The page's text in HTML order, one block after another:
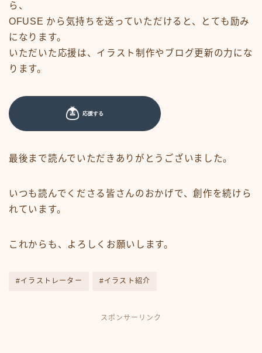
ら、
OFUSE から気持ちを送っていただけると、とても励み
になります。
いただいた応援は、イラスト制作やブログ更新の力にな
ります。
最後まで読んでいただきありがとうございました。
いつも読んでくださる皆さんのおかげで、創作を続けら
れています。
これからも、よろしくお願いします。
#イラストレーター #イラスト紹介
スポンサーリンク